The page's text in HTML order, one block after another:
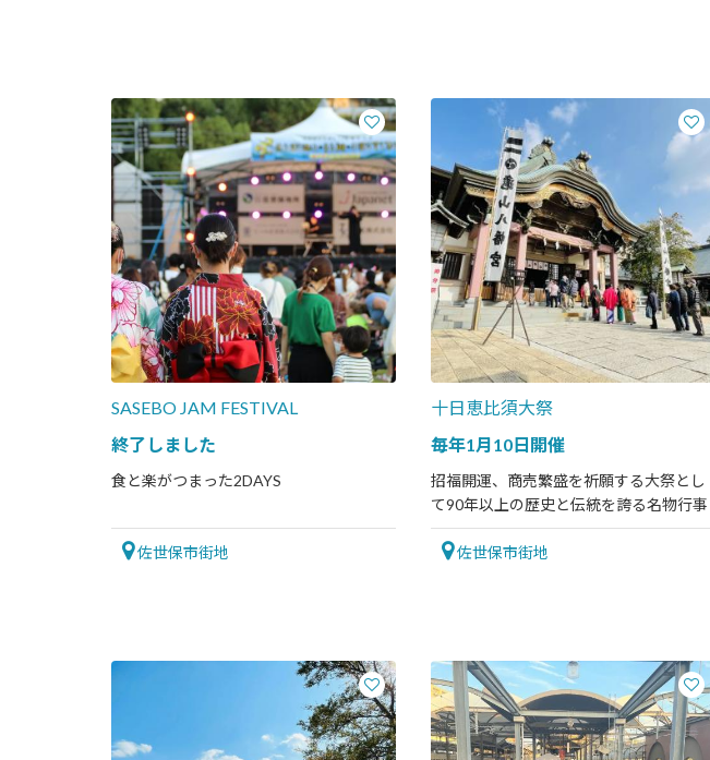
SASEBO JAM FESTIVAL
終了しました
食と楽がつまった2DAYS
佐世保市街地
十日恵比須大祭
毎年1月10日開催
招福開運、商売繁盛を祈願する大祭とし
て90年以上の歴史と伝統を誇る名物行事
佐世保市街地